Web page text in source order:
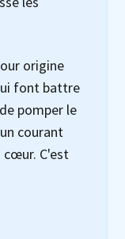
origine
font battre
pomper le
courant
cœur. C'est